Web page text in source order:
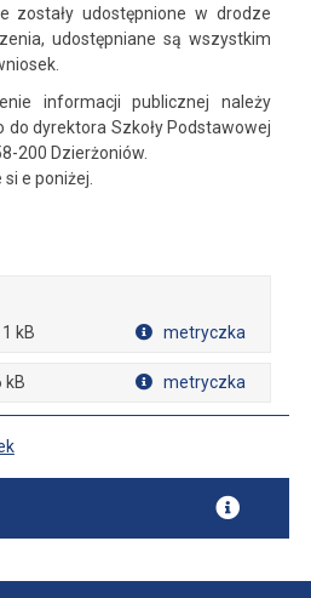
zostały udostępnione w drodze
udostępniane są wszystkim
informacji publicznej należy
do dyrektora Szkoły Podstawowej
200 Dzierżoniów.
e poniżej.
kB metryczka
kB metryczka